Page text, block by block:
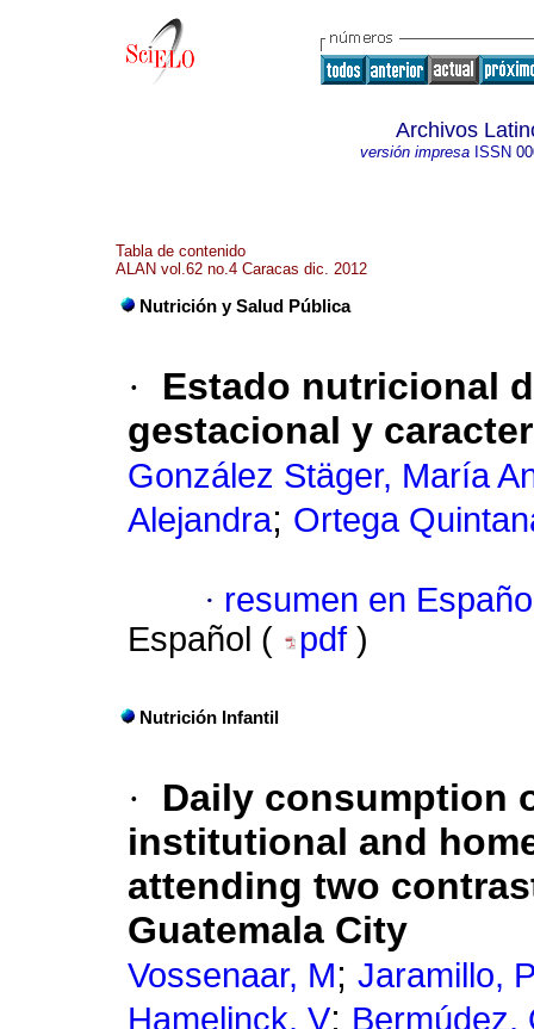
Archivos
versión impresaISSN
Tabla de contenido
ALAN vol.62 no.4 Caracas dic. 2012
Nutrición y Salud Pública
·
Estado nutricional
gestacional y
González Stäger, María
Alejandra; Ortega
· resumen en
Español (
pdf )
Nutrición Infantil
·
Daily consumption
institutional and
attending two
Guatemala City
Vossenaar, M; Jaramillo,
Hamelinck, V; Bermúdez,